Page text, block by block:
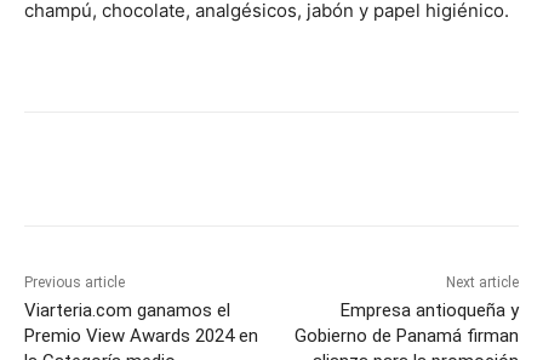
champú, chocolate, analgésicos, jabón y papel higiénico.
Previous article
Viarteria.com ganamos el
Premio View Awards 2024 en
Next article
Empresa antioqueña y
Gobierno de Panamá firman